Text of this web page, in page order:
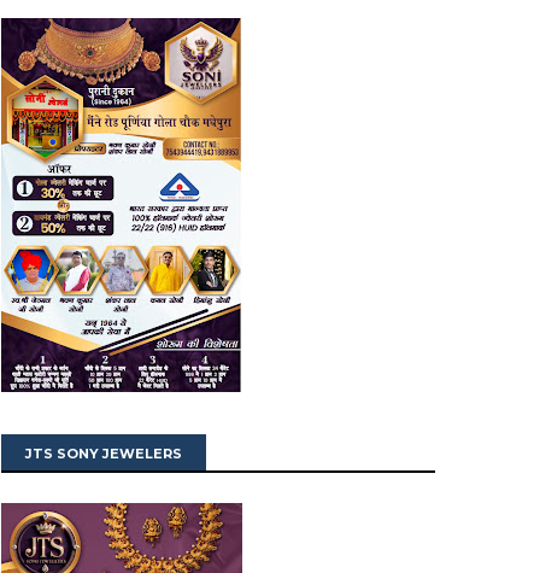
JTS SONY JEWELERS